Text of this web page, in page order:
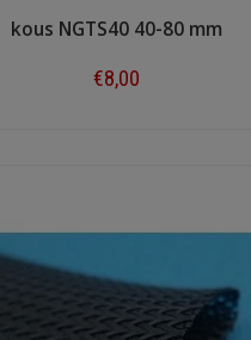
kous NGTS40 40-80 mm
€8,00